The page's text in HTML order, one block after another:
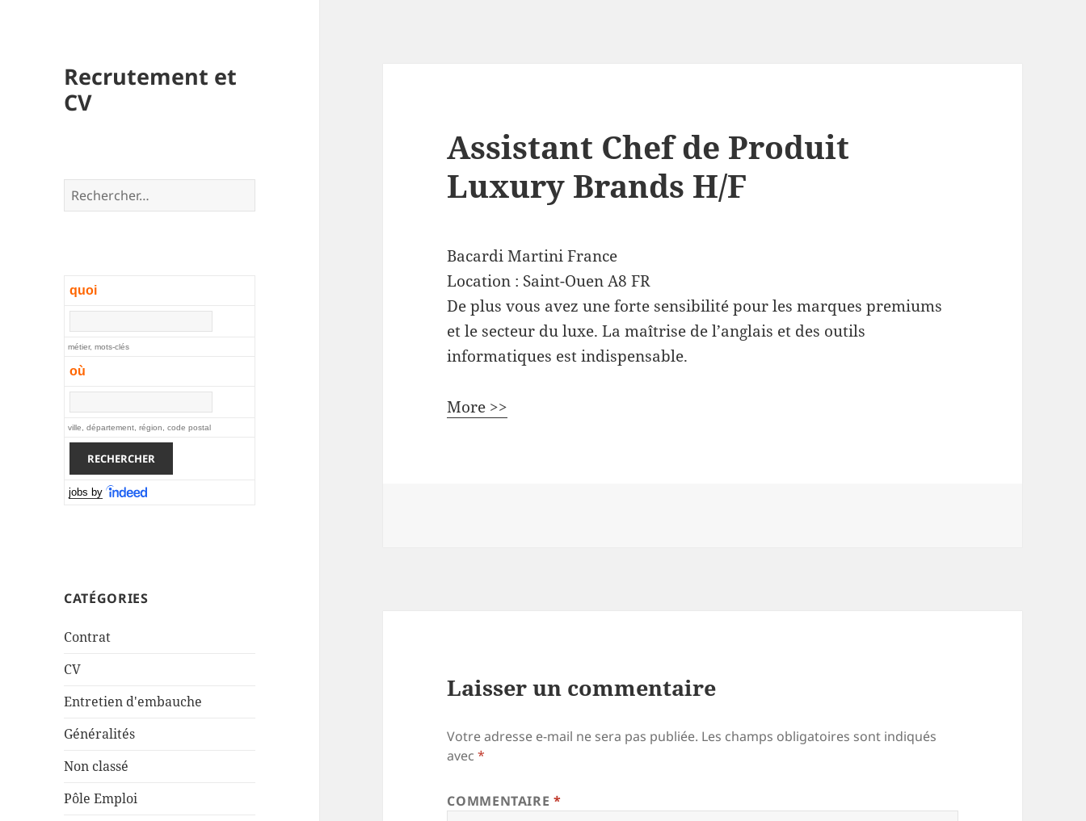
Recrutement et
CV
Rechercher :
quoi
métier, mots-clés
où
ville, département, région, code postal
jobs by
CATÉGORIES
Contrat
CV
Entretien d'embauche
Généralités
Non classé
Pôle Emploi
Assistant Chef de Produit
Luxury Brands H/F
Bacardi Martini France
Location : Saint-Ouen A8 FR
De plus vous avez une forte sensibilité pour les marques premiums
et le secteur du luxe. La maîtrise de l’anglais et des outils
informatiques est indispensable.
More >>
Laisser un commentaire
Votre adresse e-mail ne sera pas publiée. Les champs obligatoires sont indiqués
avec*
COMMENTAIRE*